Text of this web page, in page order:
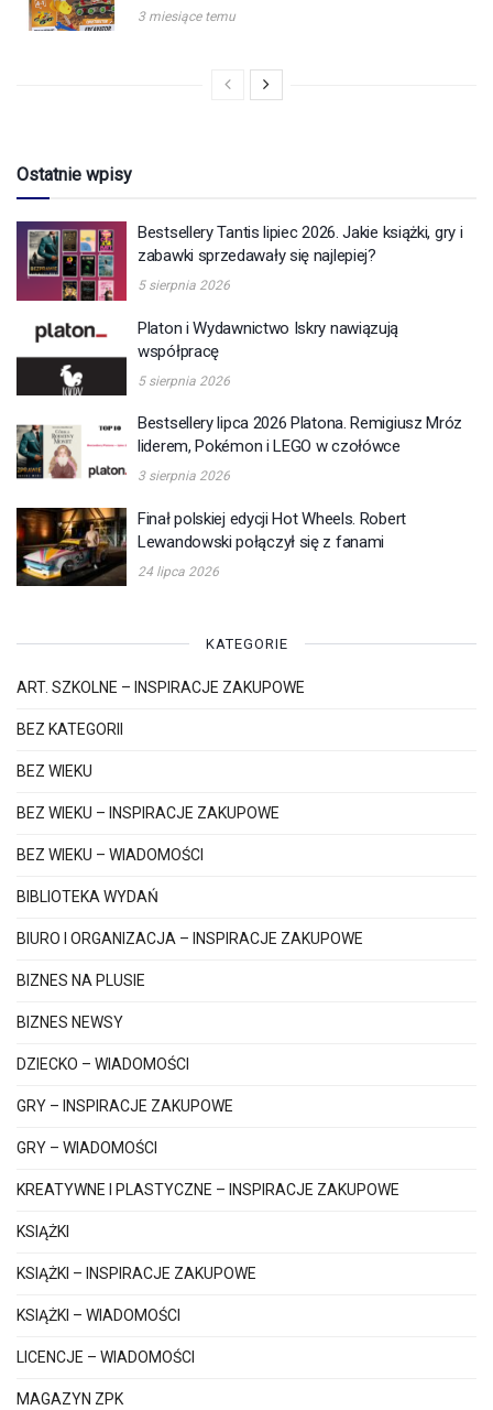
3 miesiące temu
Ostatnie wpisy
Bestsellery Tantis lipiec 2026. Jakie książki, gry i
zabawki sprzedawały się najlepiej?
5 sierpnia 2026
Platon i Wydawnictwo Iskry nawiązują
współpracę
5 sierpnia 2026
Bestsellery lipca 2026 Platona. Remigiusz Mróz
liderem, Pokémon i LEGO w czołówce
3 sierpnia 2026
Finał polskiej edycji Hot Wheels. Robert
Lewandowski połączył się z fanami
24 lipca 2026
KATEGORIE
ART. SZKOLNE – INSPIRACJE ZAKUPOWE
BEZ KATEGORII
BEZ WIEKU
BEZ WIEKU – INSPIRACJE ZAKUPOWE
BEZ WIEKU – WIADOMOŚCI
BIBLIOTEKA WYDAŃ
BIURO I ORGANIZACJA – INSPIRACJE ZAKUPOWE
BIZNES NA PLUSIE
BIZNES NEWSY
DZIECKO – WIADOMOŚCI
GRY – INSPIRACJE ZAKUPOWE
GRY – WIADOMOŚCI
KREATYWNE I PLASTYCZNE – INSPIRACJE ZAKUPOWE
KSIĄŻKI
KSIĄŻKI – INSPIRACJE ZAKUPOWE
KSIĄŻKI – WIADOMOŚCI
LICENCJE – WIADOMOŚCI
MAGAZYN ZPK